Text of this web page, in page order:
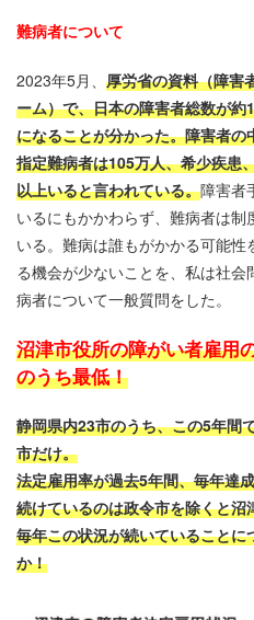
難病者について
2023年5月、 厚労省の資料（障害
ーム）で、日本の障害者総数が
になることが分かった。障害者
指定難病者は105万人、希少疾患
以上いると言われている。障害者
いるにもかかわらず、難病者は
いる。難病は誰もがかかる可能
る機会が少ないことを、私は社
病者について一般質問をした。
沼津市役所の障がい者雇
のうち最低！
静岡県内23市のうち、この5年間
市だけ。
法定雇用率が過去5年間、毎年達
続けているのは政令市を除くと沼
毎年この状況が続いていること
か！